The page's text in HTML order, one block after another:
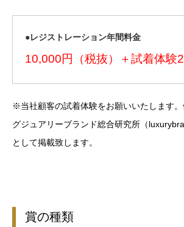
●レジストレーション年間料金
10,000円（税抜）＋試着体験
※当社顧客の試着体験をお願いいたします
グジュアリーブランド総合研究所（
として掲載致します。
賞の種類